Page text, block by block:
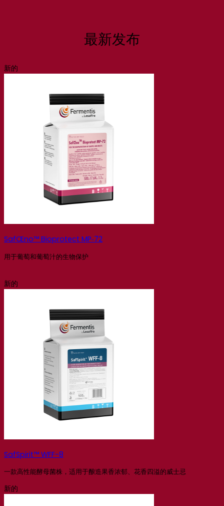
最新发布
新的
SafŒno™ Bioprotect MP‑72
用于葡萄和葡萄汁的生物保护
新的
SafSpirit™ WFF-8
一款高性能酵母菌株，适用于酿造果香浓郁、花香四溢的威士忌
新的